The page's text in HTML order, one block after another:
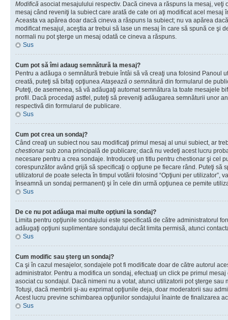
Modifică asociat mesajulului respectiv. Dacă cineva a răspuns la mesaj, veţi
mesaj când reveniţi la subiect care arată de cate ori aţi modificat acel mesaj
Aceasta va apărea doar dacă cineva a răspuns la subiect; nu va apărea
modificat mesajul, aceştia ar trebui să lase un mesaj în care să spună ce şi
normali nu pot şterge un mesaj odată ce cineva a răspuns.
Sus
Cum pot să îmi adaug semnătură la mesaj?
Pentru a adăuga o semnătură trebuie întâi să vă creaţi una folosind Panoul
creată, puteţi să bifaţi opţiuneaAtaşează o semnătură din formularul de
Puteţi, de asemenea, să vă adăugaţi automat semnătura la toate mesajele
profil. Dacă procedaţi astfel, puteţi să preveniţi adăugarea semnăturii unor
respectivă din formularul de publicare.
Sus
Cum pot crea un sondaj?
Când creaţi un subiect nou sau modificaţi primul mesaj al unui subiect, ar
chestionarsub zona principală de publicare; dacă nu vedeţi acest lucru
necesare pentru a crea sondaje. Introduceţi un titlu pentru chestionar şi cel
corespunzător având grijă să specificaţi o opţiune pe fiecare rând. Puteţi să
utilizatorul de poate selecta în timpul votării folosind “Opţiuni per utilizator”,
înseamnă un sondaj permanent) şi în cele din urmă opţiunea ce pemite
Sus
De ce nu pot adăuga mai multe opţiuni la sondaj?
Limita pentru opţiunile sondajului este specificată de către administratorul
adăugaţi opţiuni suplimentare sondajului decât limita permisă, atunci
Sus
Cum modific sau şterg un sondaj?
Ca şi în cazul mesajelor, sondajele pot fi modificate doar de către autorul
administrator. Pentru a modifica un sondaj, efectuaţi un click pe primul
asociat cu sondajul. Dacă nimeni nu a votat, atunci utilizatorii pot şterge
Totuşi, dacă membrii şi-au exprimat opţiunile deja, doar moderatorii sau
Acest lucru previne schimbarea opţiunilor sondajului înainte de finalizarea
Sus